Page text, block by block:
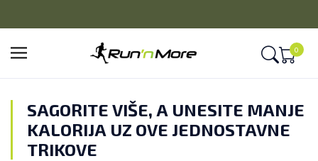
0
SAGORITE VIŠE, A UNESITE MANJE
KALORIJA UZ OVE JEDNOSTAVNE
TRIKOVE